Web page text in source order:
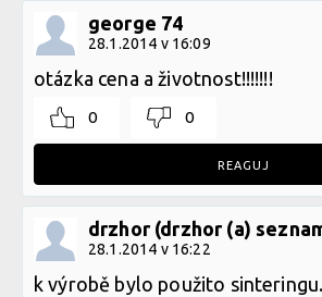
george 74
28.1.2014 v 16:09
otázka cena a životnost!!!!!!!
0 0
REAGUJ
drzhor (drzhor (a)
28.1.2014 v 16:22
k výrobě bylo použito